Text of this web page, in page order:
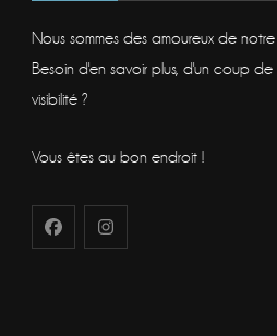
Nous sommes des amoureux de notre
Besoin d'en savoir plus, d'un coup
visibilité ?
Vous êtes au bon endroit !